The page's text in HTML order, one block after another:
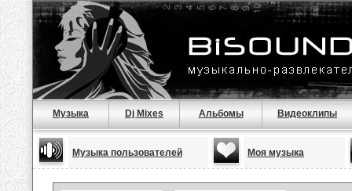
Музыка Dj Mixes Альбомы Видеоклипы
Музыка пользователей Моя музыка